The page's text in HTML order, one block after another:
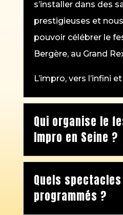
s’installer dans des
prestigieuses et
pouvoir célébrer le
Bergère, au Grand
L’impro, vers l’infini
Qui organise le
Impro en Seine ?
Quels
programmés ?